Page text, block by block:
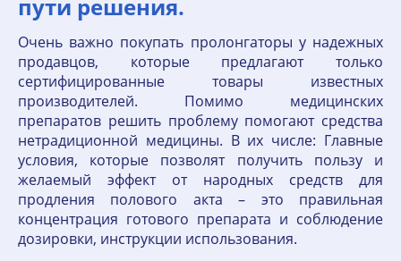
пути решения.
Очень важно покупать пролонгаторы у надежных
продавцов, которые предлагают только
сертифицированные товары известных
производителей. Помимо медицинских
препаратов решить проблему помогают средства
нетрадиционной медицины. В их числе: Главные
условия, которые позволят получить пользу и
желаемый эффект от народных средств для
продления полового акта – это правильная
концентрация готового препарата и соблюдение
дозировки, инструкции использования.